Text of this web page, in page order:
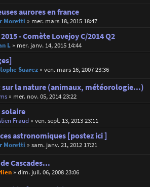
aurores en france
Moretti » mer. mars 18, 2015 18:47
- Comète Lovejoy C/2014 Q2
L» mer. janv. 14, 2015 14:44
Suarez» ven. mars 16, 2007 23:36
sur la nature (animaux, météorologie...)
» mer. nov. 05, 2014 23:22
Fraud» ven. sept. 13, 2013 23:11
astronomiques [postez ici ]
Moretti » sam. janv. 21, 2012 17:21
Cascades...
» dim. juil. 06, 2008 23:06